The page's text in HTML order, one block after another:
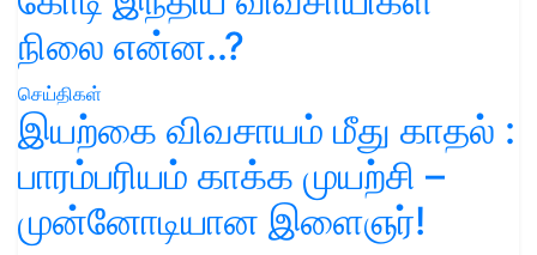
நிலை என்ன..?
செய்திகள்
இயற்கை விவசாயம் மீது காதல் :
பாரம்பரியம் காக்க முயற்சி –
முன்னோடியான இளைஞர்!